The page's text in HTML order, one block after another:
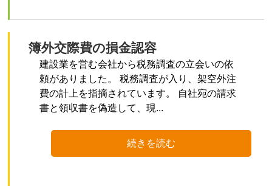
簿外交際費の損金認容
建設業を営む会社から税務調査の立会いの依
頼がありました。 税務調査が入り、架空外注
費の計上を指摘されています。 自社宛の請求
書と領収書を偽造して、現...
続きを読む